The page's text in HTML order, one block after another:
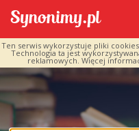
Ten serwis wykorzystuje pliki
Technologia ta jest
reklamowych. Więcej